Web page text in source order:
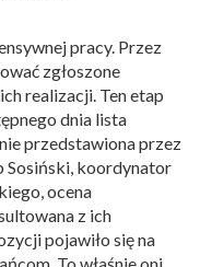
pracy. Przez
zgłoszone
realizacji. Ten etap
dnia lista
przedstawiona przez
Sosiński, koordynator
ocena
z ich
pojawiło się na